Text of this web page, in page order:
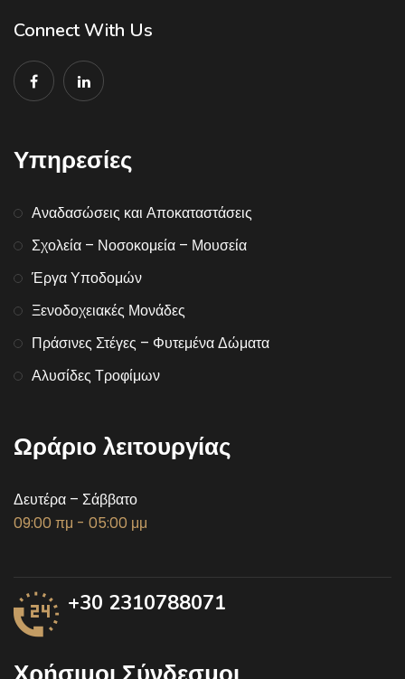
Connect With Us
Υπηρεσίες
Αναδασώσεις και Αποκαταστάσεις
Σχολεία – Νοσοκομεία – Μουσεία
Έργα Υποδομών
Ξενοδοχειακές Μονάδες
Πράσινες Στέγες – Φυτεμένα Δώματα
Αλυσίδες Τροφίμων
Ωράριο λειτουργίας
Δευτέρα – Σάββατο
09:00 πμ - 05:00 μμ
+30 2310788071